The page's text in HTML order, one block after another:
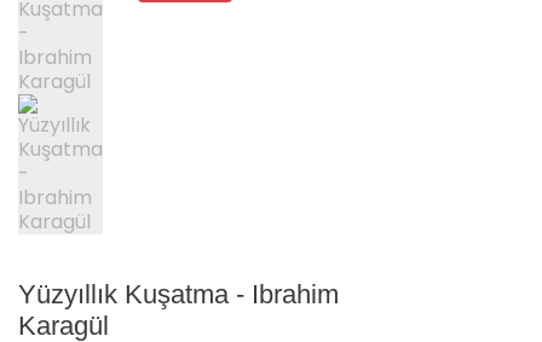
Yüzyıllık Kuşatma - Ibrahim
Karagül